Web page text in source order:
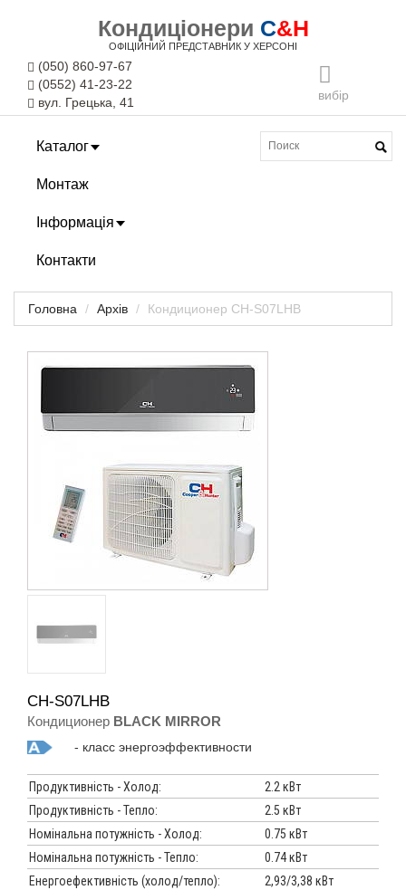
Кондиціонери C&H
ОФІЦІЙНИЙ ПРЕДСТАВНИК У ХЕРСОНІ
вибір
(050) 860-97-67
(0552) 41-23-22
вул. Грецька, 41
Каталог
Монтаж
Інформація
Контакти
Головна Архів Кондиционер CH-S07LHB
CH-S07LHB
Кондиционер BLACK MIRROR
- класс энергоэффективности
Продуктивність - Холод:
2.2 кВт
Продуктивність - Тепло:
2.5 кВт
Номінальна потужність - Холод:
0.75 кВт
Номінальна потужність - Тепло:
0.74 кВт
Енергоефективність (холод/тепло):
2,93/3,38 кВт